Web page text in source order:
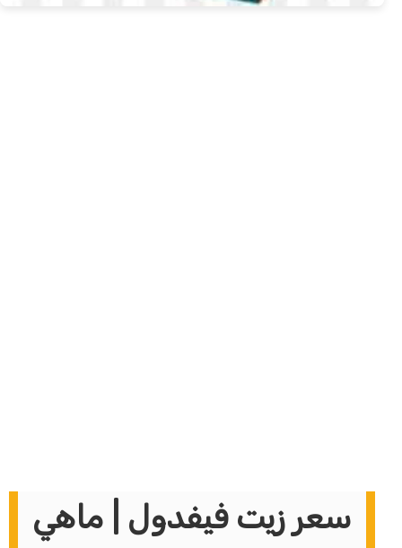
سعر زيت فيفدول | ماهي